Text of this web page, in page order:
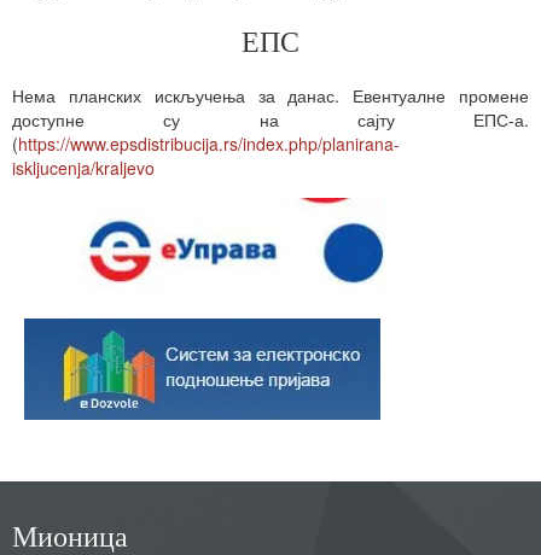
ЕПС
Нема планских искључења за данас. Евентуалне промене
доступне су на сајту ЕПС-а.
(https://www.epsdistribucija.rs/index.php/planirana-
iskljucenja/kraljevo
Мионица